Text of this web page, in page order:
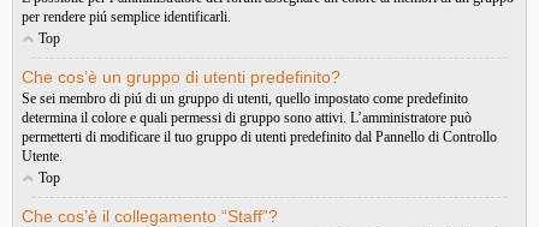
per rendere piú semplice identificarli.
Top
Che cos’è un gruppo di utenti predefinito?
Se sei membro di piú di un gruppo di utenti, quello impostato come predefinito
determina il colore e quali permessi di gruppo sono attivi. L’amministratore può
permetterti di modificare il tuo gruppo di utenti predefinito dal Pannello di Controllo
Utente.
Top
Che cos’è il collegamento “Staff”?